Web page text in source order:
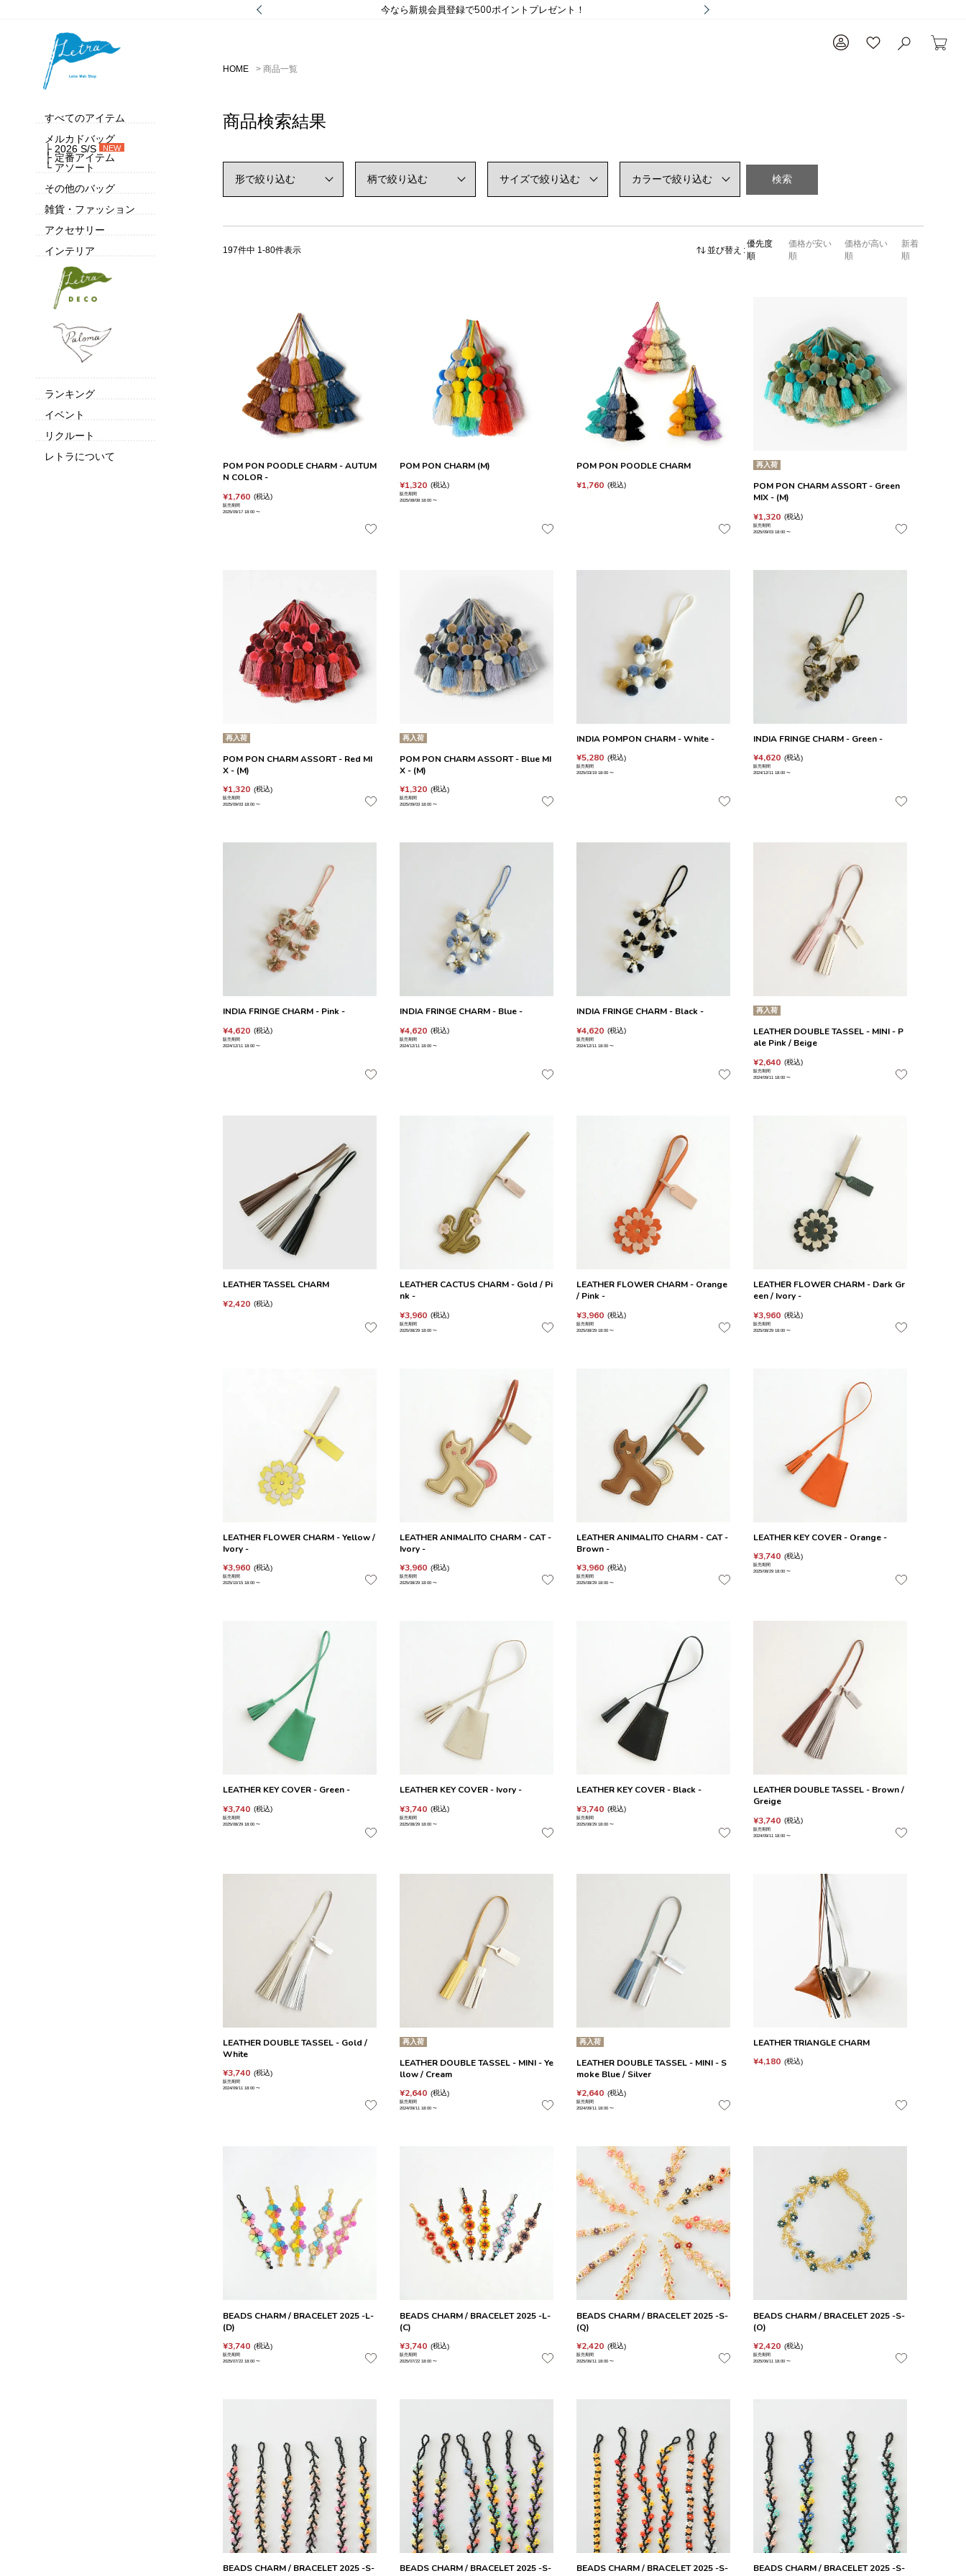
今なら新規会員登録で500ポイントプレゼント！
すべてのアイテム
メルカドバッグ
├ 2026 S/S
NEW
├ 定番アイテム
└ アソート
その他のバッグ
雑貨・ファッション
アクセサリー
インテリア
ランキング
イベント
リクルート
レトラについて
HOME 商品一覧
商品検索結果
検索
並び替え
優先度
順
価格が安い
順
価格が高い
順
新着
順
197件中 1 -80件表示
POM PON POODLE CHARM - AUTUM
N COLOR -
¥1,760 税込
販売期間
2025/09/17 18:00 〜
POM PON CHARM (M)
¥1,320 税込
販売期間
2025/08/08 18:00 〜
POM PON POODLE CHARM
¥1,760 税込
再入荷
POM PON CHARM ASSORT - Green
MIX - (M)
¥1,320 税込
販売期間
2025/09/03 18:00 〜
再入荷
POM PON CHARM ASSORT - Red MI
X - (M)
¥1,320 税込
販売期間
2025/09/03 18:00 〜
再入荷
POM PON CHARM ASSORT - Blue MI
X - (M)
¥1,320 税込
販売期間
2025/09/03 18:00 〜
INDIA POMPON CHARM - White -
¥5,280 税込
販売期間
2025/03/19 18:00 〜
INDIA FRINGE CHARM - Green -
¥4,620 税込
販売期間
2024/12/11 18:00 〜
INDIA FRINGE CHARM - Pink -
¥4,620 税込
販売期間
2024/12/11 18:00 〜
INDIA FRINGE CHARM - Blue -
¥4,620 税込
販売期間
2024/12/11 18:00 〜
INDIA FRINGE CHARM - Black -
¥4,620 税込
販売期間
2024/12/11 18:00 〜
再入荷
LEATHER DOUBLE TASSEL - MINI - P
ale Pink / Beige
¥2,640 税込
販売期間
2024/09/11 18:00 〜
LEATHER TASSEL CHARM
¥2,420 税込
LEATHER CACTUS CHARM - Gold / Pi
nk -
¥3,960 税込
販売期間
2025/08/29 18:00 〜
LEATHER FLOWER CHARM - Orange
/ Pink -
¥3,960 税込
販売期間
2025/08/29 18:00 〜
LEATHER FLOWER CHARM - Dark Gr
een / Ivory -
¥3,960 税込
販売期間
2025/08/29 18:00 〜
LEATHER FLOWER CHARM - Yellow /
Ivory -
¥3,960 税込
販売期間
2025/10/15 18:00 〜
LEATHER ANIMALITO CHARM - CAT -
Ivory -
¥3,960 税込
販売期間
2025/08/29 18:00 〜
LEATHER ANIMALITO CHARM - CAT -
Brown -
¥3,960 税込
販売期間
2025/08/29 18:00 〜
LEATHER KEY COVER - Orange -
¥3,740 税込
販売期間
2025/08/29 18:00 〜
LEATHER KEY COVER - Green -
¥3,740 税込
販売期間
2025/08/29 18:00 〜
LEATHER KEY COVER - Ivory -
¥3,740 税込
販売期間
2025/08/29 18:00 〜
LEATHER KEY COVER - Black -
¥3,740 税込
販売期間
2025/08/29 18:00 〜
LEATHER DOUBLE TASSEL - Brown /
Greige
¥3,740 税込
販売期間
2024/09/11 18:00 〜
LEATHER DOUBLE TASSEL - Gold /
White
¥3,740 税込
販売期間
2024/09/11 18:00 〜
再入荷
LEATHER DOUBLE TASSEL - MINI - Ye
llow / Cream
¥2,640 税込
販売期間
2024/09/11 18:00 〜
再入荷
LEATHER DOUBLE TASSEL - MINI - S
moke Blue / Silver
¥2,640 税込
販売期間
2024/09/11 18:00 〜
LEATHER TRIANGLE CHARM
¥4,180 税込
BEADS CHARM / BRACELET 2025 -L-
(D)
¥3,740 税込
販売期間
2025/07/22 18:00 〜
BEADS CHARM / BRACELET 2025 -L-
(C)
¥3,740 税込
販売期間
2025/07/22 18:00 〜
BEADS CHARM / BRACELET 2025 -S-
(Q)
¥2,420 税込
販売期間
2025/06/11 18:00 〜
BEADS CHARM / BRACELET 2025 -S-
(O)
¥2,420 税込
販売期間
2025/06/11 18:00 〜
BEADS CHARM / BRACELET 2025 -S-
BEADS CHARM / BRACELET 2025 -S-
BEADS CHARM / BRACELET 2025 -S-
BEADS CHARM / BRACELET 2025 -S-